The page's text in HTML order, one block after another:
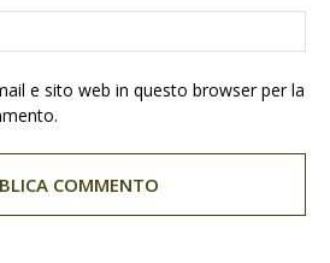
e sito web in questo browser per la